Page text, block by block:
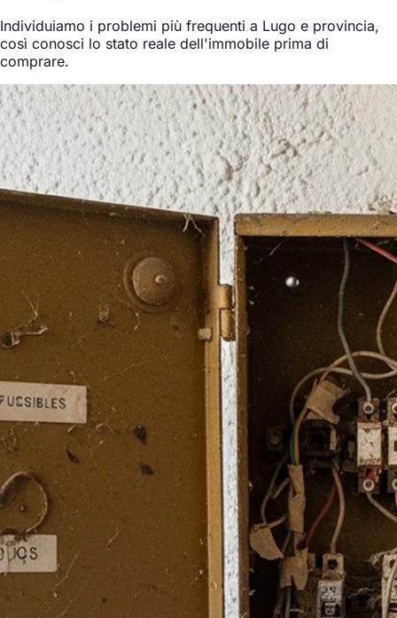
Individuiamo i problemi più frequenti a Lugo e provincia,
così conosci lo stato reale dell'immobile prima di
comprare.